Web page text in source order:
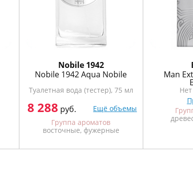
Nobile 1942
Nobile 1942 Aqua Nobile
Туалетная вода (тестер), 75 мл
8 288 руб.
Ещё объемы
Группа ароматов
восточные, фужерные
Man